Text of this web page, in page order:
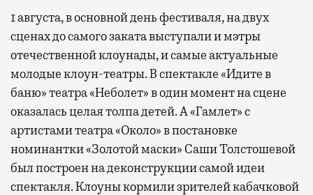
1 августа, в основной день фестиваля, на двух
сценах до самого заката выступали и мэтры
отечественной клоунады, и самые актуальные
молодые клоун-театры. В спектакле «Идите в
баню» театра «Неболет» в один момент на сцене
оказалась целая толпа детей. А «Гамлет» с
артистами театра «Около» в постановке
номинантки «Золотой маски» Саши Толстошевой
был построен на деконструкции самой идеи
спектакля. Клоуны кормили зрителей кабачковой